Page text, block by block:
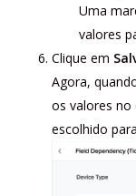
Uma
valores
Clique em
Agora,
os valores
escolhido